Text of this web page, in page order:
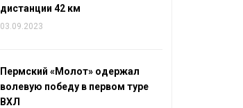
дистанции 42 км
03.09.2023
Пермский «Молот» одержал
волевую победу в первом туре
ВХЛ